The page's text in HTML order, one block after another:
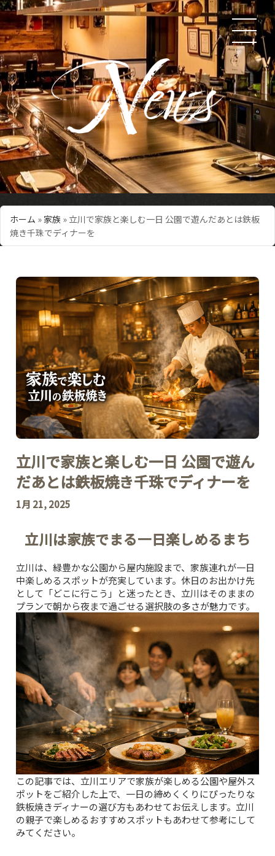
ホーム »家族 » 立川で家族と楽しむ一日 公園で遊んだあとは鉄板
焼き千珠でディナーを
立川で家族と楽しむ一日 公園で遊ん
だあとは鉄板焼き千珠でディナーを
1月 21, 2025
立川は家族でまる一日楽しめるまち
立川は、緑豊かな公園から屋内施設まで、家族連れが一日
中楽しめるスポットが充実しています。休日のお出かけ先
として「どこに行こう」と迷ったとき、立川はそのままの
プランで朝から夜まで過ごせる選択肢の多さが魅力です。
この記事では、立川エリアで家族が楽しめる公園や屋外ス
ポットをご紹介した上で、一日の締めくくりにぴったりな
鉄板焼きディナーの選び方もあわせてお伝えします。 立川
の親子で楽しめるおすすめスポットもあわせて参考にして
みてください。